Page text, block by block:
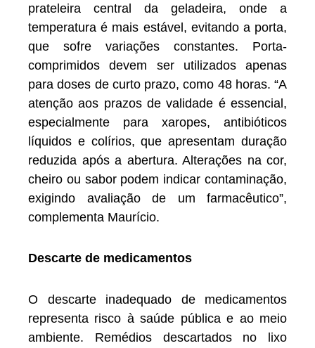
prateleira central da geladeira, onde a
temperatura é mais estável, evitando a porta,
que sofre variações constantes. Porta-
comprimidos devem ser utilizados apenas
para doses de curto prazo, como 48 horas. “A
atenção aos prazos de validade é essencial,
especialmente para xaropes, antibióticos
líquidos e colírios, que apresentam duração
reduzida após a abertura. Alterações na cor,
cheiro ou sabor podem indicar contaminação,
exigindo avaliação de um farmacêutico”,
complementa Maurício.
Descarte de medicamentos
O descarte inadequado de medicamentos
representa risco à saúde pública e ao meio
ambiente. Remédios descartados no lixo